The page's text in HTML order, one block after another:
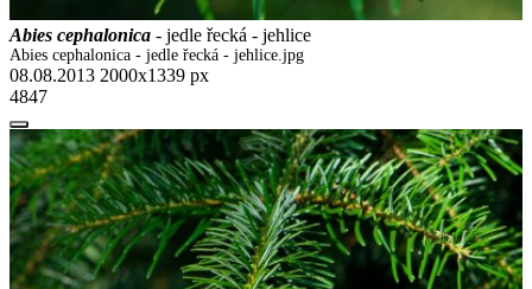
Abies cephalonica - jedle řecká - jehlice
Abies cephalonica - jedle řecká - jehlice.jpg
08.08.2013 2000x1339 px
4847